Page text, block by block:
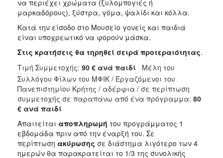
να περιέχει χρώματα (ξυλομπογιές ή
μαρκαδόρους), ξύστρα, γόμα, ψαλίδι και κόλλα.
Κατά την είσοδο στο Μουσείο γονείς και παιδιά
είναι υποχρεωτικό να φορούν μάσκα.
Στις κρατήσεις θα τηρηθεί σειρά προτεραιότητας.
Τιμή Συμμετοχής: 90 € ανά παιδί
Μέλη του
Συλλόγου Φίλων του ΜΦΙΚ / Εργαζόμενοι του
Πανεπιστημίου Κρήτης / αδέρφια / σε περίπτωση
συμμετοχής σε παραπάνω από ένα πρόγραμμα: 80
€ ανά παιδί
Απαιτείται αποπληρωμή του προγράμματος 1
εβδομάδα πριν από την έναρξή του. Σε
περίπτωση ακύρωσης σε διάστημα λιγότερο των 4
ημερών θα παρακρατείται το 1/3 της συνολικής